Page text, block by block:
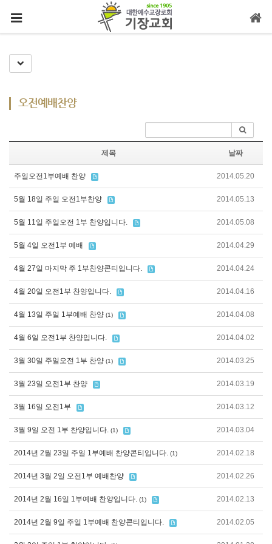
Toggle Dropdown
오전예배찬양
제목 날짜
주일오전1부예배 찬양 2014.05.20
5월 18일 주일 오전1부찬양 2014.05.13
5월 11일 주일오전 1부 찬양입니다. 2014.05.08
5월 4일 오전1부 예배 2014.04.29
4월 27일 마지막 주 1부찬양콘티입니다. 2014.04.24
4월 20일 오전1부 찬양입니다. 2014.04.16
4월 13일 주일 1부예배 찬양 (1) 2014.04.08
4월 6일 오전1부 찬양입니다. 2014.04.02
3월 30일 주일오전 1부 찬양 (1) 2014.03.25
3월 23일 오전1부 찬양 2014.03.19
3월 16일 오전1부 2014.03.12
3월 9일 오전 1부 찬양입니다. (1) 2014.03.04
2014년 2월 23일 주일 1부예배 찬양콘티입니다. (1) 2014.02.18
2014년 3월 2일 오전1부 예배찬양 2014.02.26
2014년 2월 16일 1부예배 찬양입니다. (1) 2014.02.13
2014년 2월 9일 주일 1부예배 찬양콘티입니다. 2014.02.05